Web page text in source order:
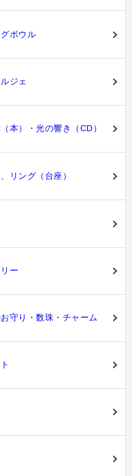
ボウル
ジェ
本）・光の響き（CD）
リング（台座）
ー
守り・数珠・チャーム